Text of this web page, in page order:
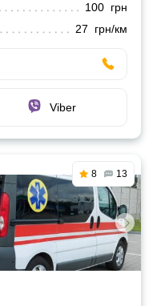
100 грн
27 грн/км
Viber
8 13